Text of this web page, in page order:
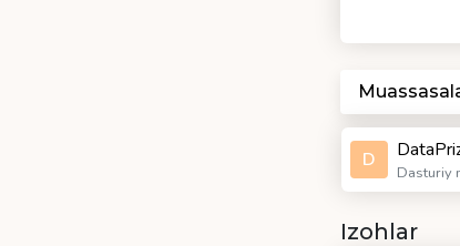
D
Dasturiy
Izohlar